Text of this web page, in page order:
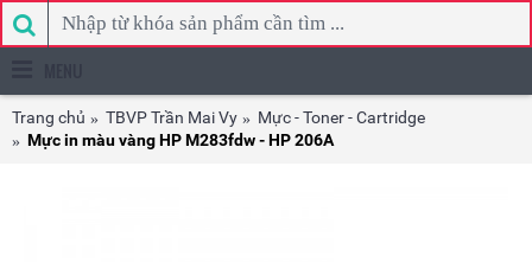
Trang chủ TBVP Trần Mai Vy
Mực - Toner - Cartridge
Mực in màu vàng HP M283fdw - HP 206A